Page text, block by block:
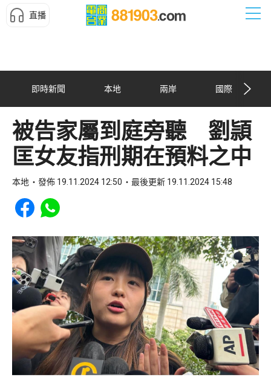
直播
即時新聞 本地 兩岸 國際
被告家屬到庭旁聽 劉頴
匡女友指刑期在預料之中
本地 發佈 19.11.2024 12:50 最後更新 19.11.2024 15:48
Share to Facebook
Share to WhatsApp